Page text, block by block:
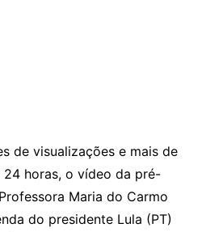
de visualizações e mais de
horas, o vídeo da pré-
Maria do Carmo
do presidente Lula (PT)